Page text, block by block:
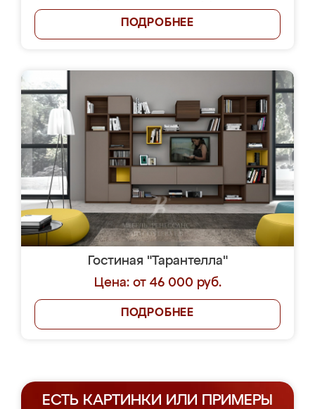
ПОДРОБНЕЕ
Гостиная "Тарантелла"
Цена: от 46 000 руб.
ПОДРОБНЕЕ
ЕСТЬ КАРТИНКИ ИЛИ ПРИМЕРЫ